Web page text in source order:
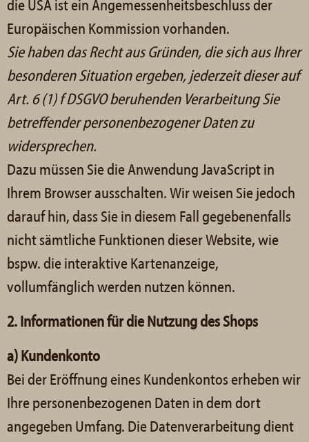
die USA ist ein Angemessenheitsbeschluss der
Europäischen Kommission vorhanden.
Sie haben das Recht aus Gründen, die sich aus Ihrer
besonderen Situation ergeben, jederzeit dieser auf
Art. 6 (1) f DSGVO beruhenden Verarbeitung Sie
betreffender personenbezogener Daten zu
widersprechen.
Dazu müssen Sie die Anwendung JavaScript in
Ihrem Browser ausschalten. Wir weisen Sie jedoch
darauf hin, dass Sie in diesem Fall gegebenenfalls
nicht sämtliche Funktionen dieser Website, wie
bspw. die interaktive Kartenanzeige,
vollumfänglich werden nutzen können.
2. Informationen für die Nutzung des Shops
a) Kundenkonto
Bei der Eröffnung eines Kundenkontos erheben wir
Ihre personenbezogenen Daten in dem dort
angegeben Umfang. Die Datenverarbeitung dient